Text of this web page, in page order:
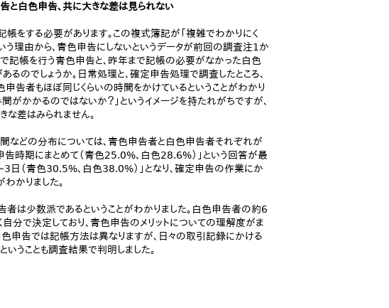
白色申告、共に大きな差は見られない
をする必要があります。この複式簿記が「複雑でわかりにく
う理由から、青色申告にしないというデータが前回の調査注1か
記帳を行う青色申告と、昨年まで記帳の必要がなかった白色
のでしょうか。日常処理と、確定申告処理で調査したところ、
告者もほぼ同じくらいの時間をかけているということがわかり
がかかるのではないか？」というイメージを持たれがちですが、
差はみられません。
などの分布については、青色申告者と白色申告者それぞれが
時期にまとめて（青色25.0%、白色28.6%）」という回答が最
日（青色30.5%、白色38.0%）」となり、確定申告の作業にか
かりました。
は少数派であるということがわかりました。白色申告者の約6
分で決定しており、青色申告のメリットについての理解度がま
色申告では記帳方法は異なりますが、日々の取引記録にかける
うことも調査結果で判明しました。